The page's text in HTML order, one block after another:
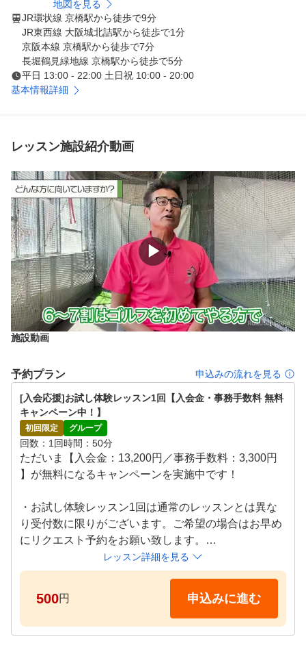
様の目標を達成してください。
親切な教え方で定評がある、元プロ野球選手 近田豊年プ
ロのレッスンも受けられます。
スタッフ一同、全力でサポートさせていただきます。
地図を見る
JR環状線 京橋駅から徒歩で9分
JR東西線 大阪城北詰駅から徒歩で1分
京阪本線 京橋駅から徒歩で7分
長堀鶴見緑地線 京橋駅から徒歩で5分
平日 13:00 - 22:00 土日祝 10:00 - 20:00
基本情報詳細
レッスン施設紹介動画
▶
施設動画
予約プラン 申込みの流れを見る
[入会応援]お試し体験レッスン1回【入会金・事務手数料 無料
キャンペーン中！】
初回限定 グループ
回数 1回時間 50分
ただいま【入会金：13,200円／事務手数料：3,300円
】が無料になるキャンペーンを実施中です！
・お試し体験レッスン1回は通常のレッスンとは異な
り受付数に限りがございます。ご希望の場合はお早め
にリクエスト予約をお願い致します。
・ゴルフクラブを握った事がないという初心者の方も
また、会員様と同様のレッスンを受けられる内容とな
っており、みなさんがイメージされる「お試し用の短
縮レッスン」ではありません。
レッスン詳細を見る
500円 申込みに進む